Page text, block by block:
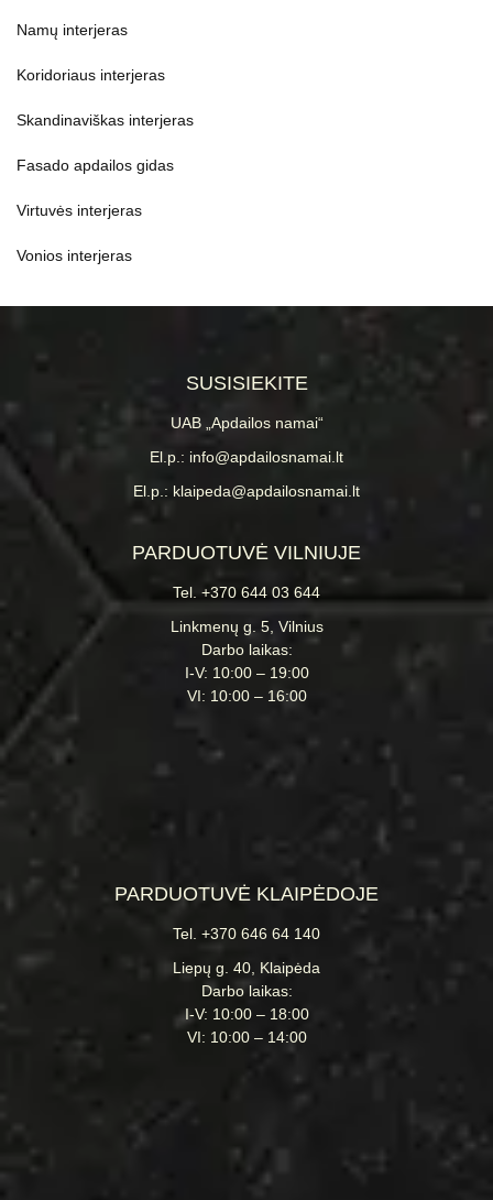
Namų interjeras
Koridoriaus interjeras
Skandinaviškas interjeras
Fasado apdailos gidas
Virtuvės interjeras
Vonios interjeras
SUSISIEKITE
UAB „Apdailos namai“
El.p.: info@apdailosnamai.lt
El.p.: klaipeda@apdailosnamai.lt
PARDUOTUVĖ VILNIUJE
Tel. +370 644 03 644
Linkmenų g. 5, Vilnius
Darbo laikas:
I-V: 10:00 – 19:00
VI: 10:00 – 16:00
PARDUOTUVĖ KLAIPĖDOJE
Tel. +370 646 64 140
Liepų g. 40, Klaipėda
Darbo laikas:
I-V: 10:00 – 18:00
VI: 10:00 – 14:00